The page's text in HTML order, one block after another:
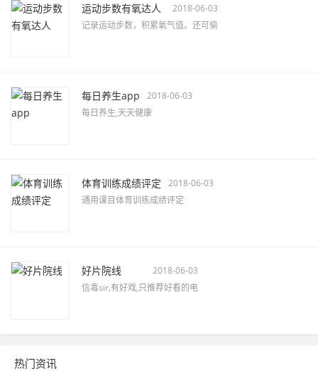
运动步数有氧达人
2018-06-03
记录运动步数，积累氧气值。还可偷
每日养生app
2018-06-03
每日养生,天天健康
体育训练成绩评定
2018-06-03
通用课目体育训练成绩评定
好片院线
2018-06-03
信毒sir,有好戏,只推荐好看的电
热门资讯